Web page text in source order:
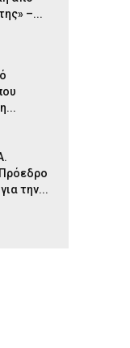
–...
την...